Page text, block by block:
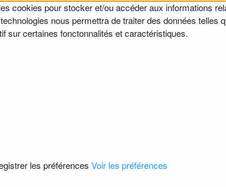
cookies pour stocker et/ou accéder aux informations
nous permettra de traiter des données
sur certaines fonctonnalités et caractéristiques.
les préférences Voir les préférences